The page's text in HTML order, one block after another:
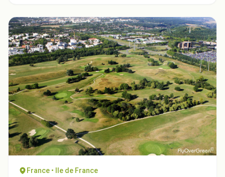
France • Ile de France
Fermer